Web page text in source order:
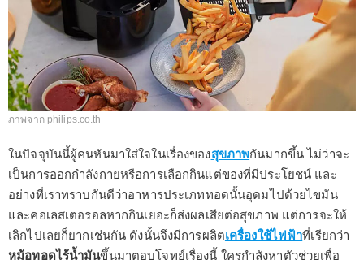
ภาพจาก philips.co.th
ในปัจจุบันนี้ผู้คนหันมาใส่ใจในเรื่องของสุขภาพกันมากขึ้น ไม่ว่าจะ
เป็นการออกกำลังกายหรือการเลือกกินแต่ของที่มีประโยชน์ และ
อย่างที่เราทราบกันดีว่าอาหารประเภททอดนั้นอุดมไปด้วยไขมัน
และคอเลสเตอรอลหากกินเยอะก็ส่งผลเสียต่อสุขภาพ แต่การจะให้
เลิกไปเลยก็ยากเช่นกัน ดังนั้นจึงมีการผลิตเครื่องใช้ไฟฟ้าที่เรียกว่า
หม้อทอดไร้น้ำมันขึ้นมาตอบโจทย์เรื่องนี้ ใครกำลังหาตัวช่วยเพื่อ